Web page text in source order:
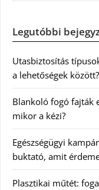
Legutóbbi
Utasbiztosítás
a lehetőségek között?
Blankoló fogó fajták
mikor a kézi?
Egészségügyi
buktató, amit
Plasztikai műtét: